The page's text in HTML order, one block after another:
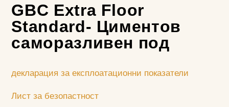
GBC Extra Floor
Standard- Циментов
саморазливен под
декларация за експлоатационни показатели
Лист за безопастност